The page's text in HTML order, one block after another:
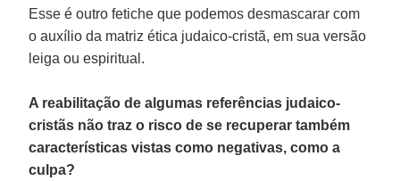
Esse é outro fetiche que podemos desmascarar com
o auxílio da matriz ética judaico-cristã, em sua versão
leiga ou espiritual.
A reabilitação de algumas referências judaico-
cristãs não traz o risco de se recuperar também
características vistas como negativas, como a
culpa?